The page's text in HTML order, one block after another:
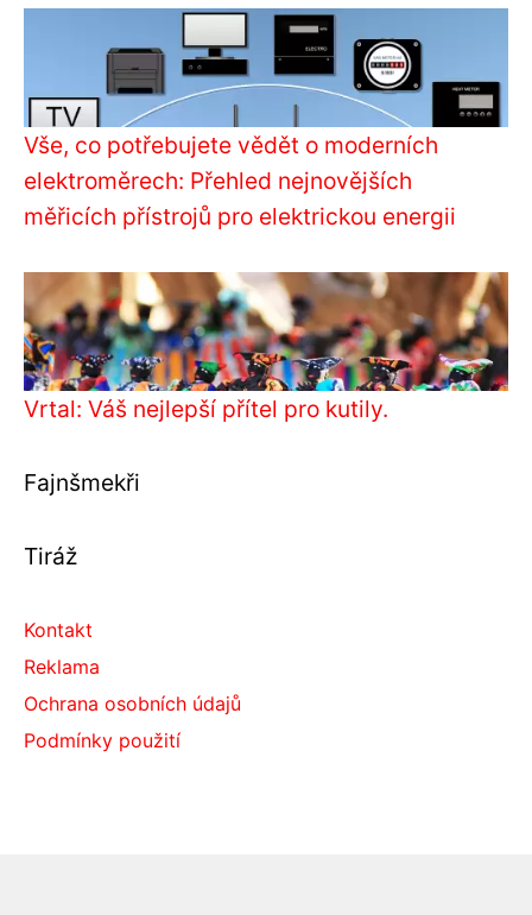
Vše, co potřebujete vědět o moderních
elektroměrech: Přehled nejnovějších
měřicích přístrojů pro elektrickou energii
Vrtal: Váš nejlepší přítel pro kutily.
Fajnšmekři
Tiráž
Kontakt
Reklama
Ochrana osobních údajů
Podmínky použití